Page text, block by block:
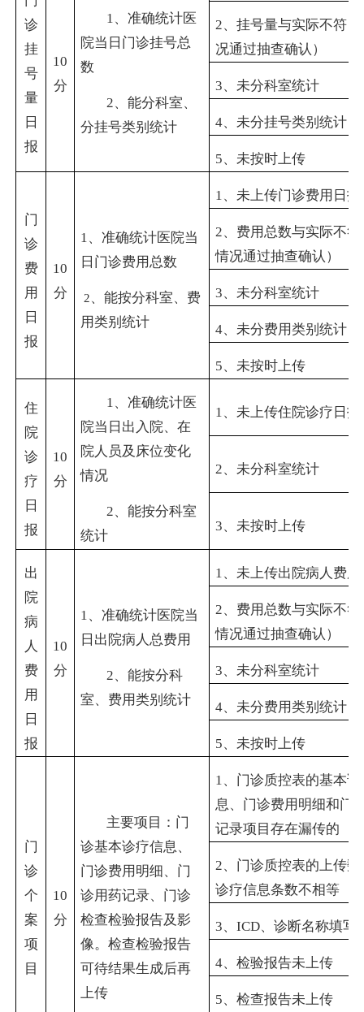
诊
挂
号
量
日
报
10
分
1、准确统计医
院当日门诊挂号总
数
2、能分科室、
分挂号类别统计
2、挂号量与实际不符
况通过抽查确认）
3、未分科室统计
4、未分挂号类别统计
5、未按时上传
门
诊
费
用
日
报
10
分
1、准确统计医院当
日门诊费用总数
2、能按分科室、费
用类别统计
1、未上传门诊费用日报
2、费用总数与实际不
情况通过抽查确认）
3、未分科室统计
4、未分费用类别统计
5、未按时上传
住
院
诊
疗
日
报
10
分
1、准确统计医
院当日出入院、在
院人员及床位变化
情况
2、能按分科室
统计
1、未上传住院诊疗日报
2、未分科室统计
3、未按时上传
出
院
病
人
费
用
日
报
10
分
1、准确统计医院当
日出院病人总费用
2、能按分科
室、费用类别统计
1、未上传出院病人费
2、费用总数与实际不
情况通过抽查确认）
3、未分科室统计
4、未分费用类别统计
5、未按时上传
门
诊
个
案
项
目
10
分
主要项目：门
诊基本诊疗信息、
门诊费用明细、门
诊用药记录、门诊
检查检验报告及影
像。检查检验报告
可待结果生成后再
上传
1、门诊质控表的基本
息、门诊费用明细和门
记录项目存在漏传的
2、门诊质控表的上传
诊疗信息条数不相等
3、ICD、诊断名称填写
4、检验报告未上传
5、检查报告未上传